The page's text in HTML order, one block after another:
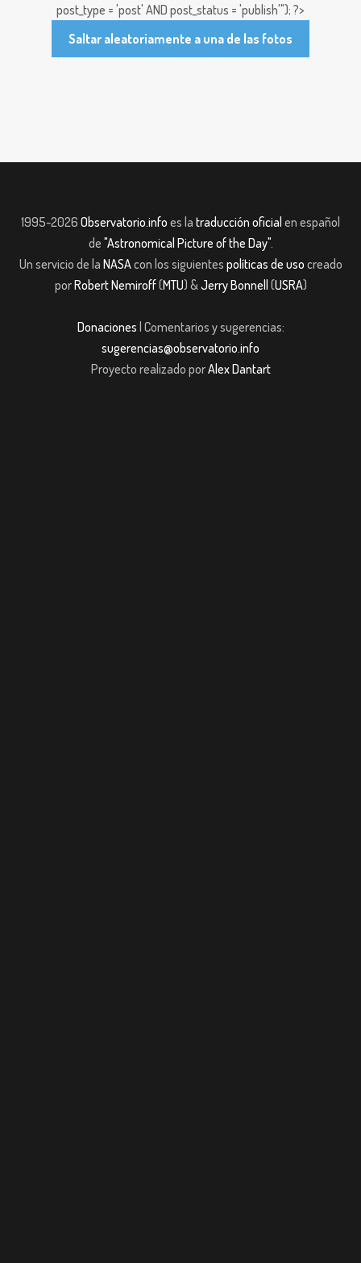
post_type = 'post' AND post_status = 'publish'"); ?>
Saltar aleatoriamente a una de las fotos
1995-2026 Observatorio.info es la traducción oficial en español
de "Astronomical Picture of the Day".
Un servicio de la NASAcon los siguientes políticas de uso creado
porRobert Nemiroff(MTU) &Jerry Bonnell (USRA)
Donaciones | Comentarios y sugerencias:
sugerencias@observatorio.info
Proyecto realizado porAlex Dantart